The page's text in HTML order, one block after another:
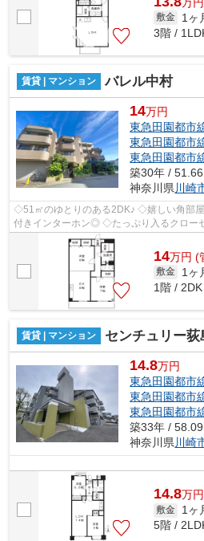
敷金 1ヶ
3階 /
賃貸 | マンション バレル中村
14万円
東急田園都市
東急田園都市
東急田園都市
築30年 / 51.66
神奈川県 川崎
◇51㎡のゆとりのある2DK♪ ◇嬉しい角部
付きインターホン◎ ◇たっぷり入るクロー
面台、温水洗浄便座付き！
14万円 (
敷金 1ヶ
1階 /
賃貸 | マンション センチュリー荻
14.8万円
東急田園都市
東急田園都市
東急田園都市
築33年 / 58.09
神奈川県 川崎
14.8万円
敷金 1ヶ
5階 /